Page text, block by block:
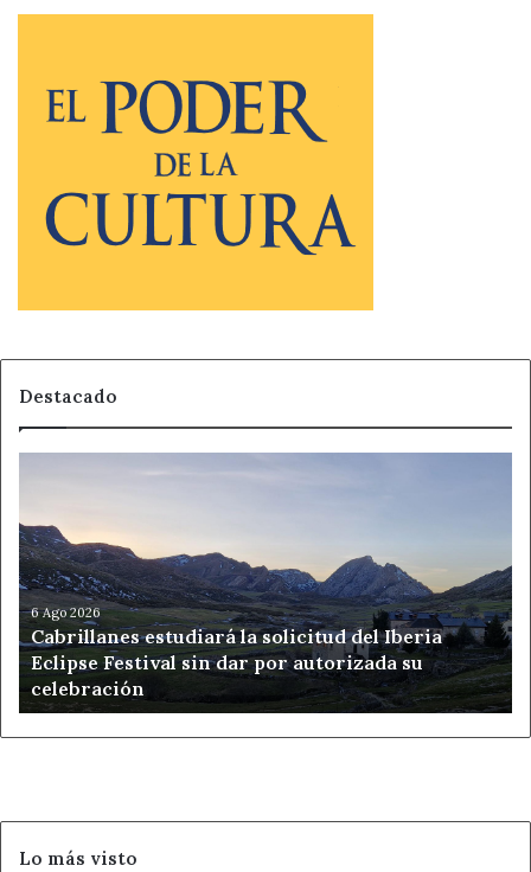
Destacado
solicitud
del
Iberia
Eclipse
Festival
sin
dar
por
autorizada
6 Ago 2026
Cabrillanes estudiará la solicitud del Iberia
Eclipse Festival sin dar por autorizada su
celebración
Lo más visto